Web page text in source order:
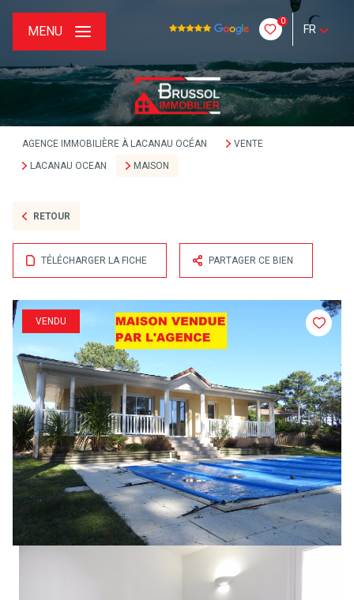
0
FR
MENU
AGENCE IMMOBILIÈRE À LACANAU OCÉAN
VENTE
LACANAU OCEAN
MAISON
RETOUR
TÉLÉCHARGER LA FICHE PARTAGER CE BIEN
VENDU